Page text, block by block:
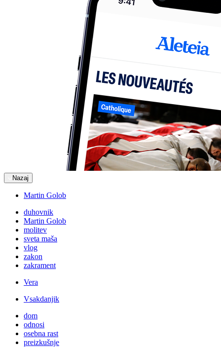
Nazaj
Martin Golob
duhovnik
Martin Golob
molitev
sveta maša
vlog
zakon
zakrament
Vera
Vsakdanjik
dom
odnosi
osebna rast
preizkušnje